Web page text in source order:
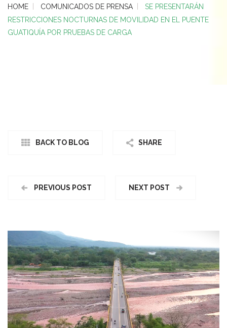
HOME COMUNICADOS DE PRENSA
SE PRESENTARÁN
RESTRICCIONES NOCTURNAS DE MOVILIDAD EN EL PUENTE
GUATIQUÍA POR PRUEBAS DE CARGA
BACK TO BLOG SHARE
PREVIOUS POST NEXT POST